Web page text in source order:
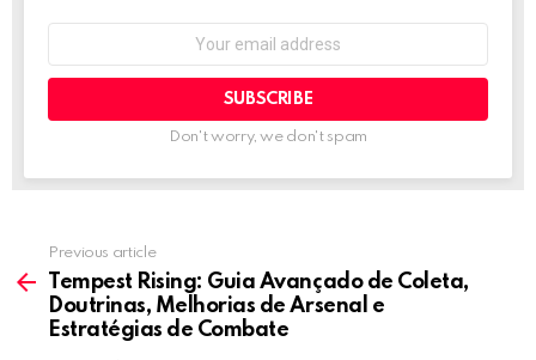
Don't worry, we don't spam
more
Previous article
Tempest Rising: Guia Avançado de Coleta,
Doutrinas, Melhorias de Arsenal e
Estratégias de Combate